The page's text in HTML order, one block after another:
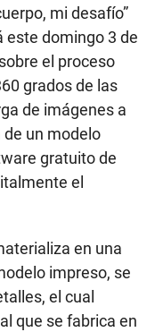
mi desafío”
este domingo 3 de
el proceso
grados de las
de imágenes a
un modelo
gratuito de
el
en una
impreso, se
el cual
que se fabrica en